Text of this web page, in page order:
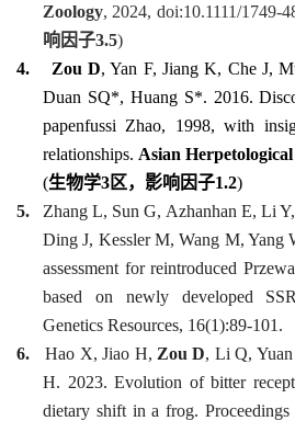
Zoology, 2024, doi:10.1111/1749-
响因子3.5)
4.
Zou D, Yan F, Jiang K, Che J,
Duan SQ*, Huang S*. 2016.
papenfussi Zhao, 1998, with
relationships. Asian Herpetological
(生物学3区，影响因子1.2)
5.
Zhang L, Sun G, Azhanhan E, Li
Ding J, Kessler M, Wang M, Yang
assessment for reintroduced
based on newly developed
Genetics Resources, 16(1):89-101.
6.
Hao X, Jiao H, Zou D, Li Q,
H. 2023. Evolution of bitter
dietary shift in a frog.